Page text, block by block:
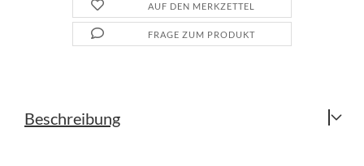
AUF DEN MERKZETTEL
FRAGE ZUM PRODUKT
Beschreibung